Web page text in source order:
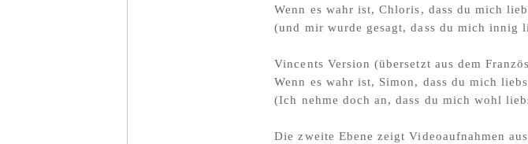
Wenn es wahr ist, Chloris, dass du mich
(und mir wurde gesagt, dass du mich innig
Vincents Version (übersetzt aus dem
Wenn es wahr ist, Simon, dass du mich
(Ich nehme doch an, dass du mich wohl
Die zweite Ebene zeigt Videoaufnahmen